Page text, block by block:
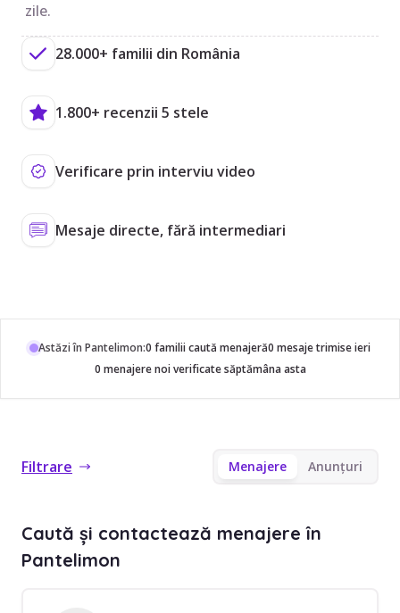
zile.
28.000+ familii din România
1.800+ recenzii 5 stele
Verificare prin interviu video
Mesaje directe, fără intermediari
Astăzi în Pantelimon:0 familii caută menajeră0 mesaje trimise ieri
0 menajere noi verificate săptămâna asta
Filtrare Menajere Anunțuri
Caută și contactează menajere în
Pantelimon